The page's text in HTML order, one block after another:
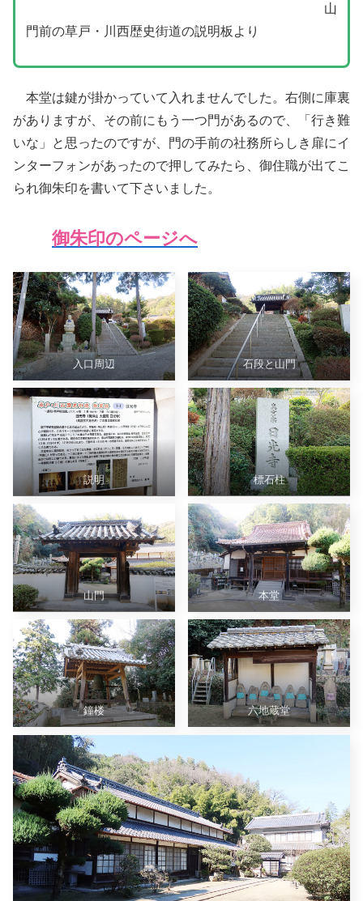
山
門前の草戸・川西歴史街道の説明板より
本堂は鍵が掛かっていて入れませんでした。右側に庫裏
がありますが、その前にもう一つ門があるので、「行き難
いな」と思ったのですが、門の手前の社務所らしき扉にイ
ンターフォンがあったので押してみたら、御住職が出てこ
られ御朱印を書いて下さいました。
御朱印のページへ
入口周辺 石段と山門
説明 標石柱
山門 本堂
鐘楼 六地蔵堂